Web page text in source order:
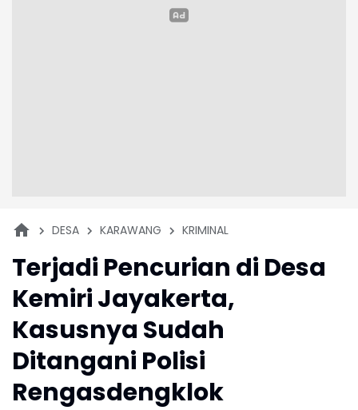
DESA KARAWANG KRIMINAL
Terjadi Pencurian di Desa
Kemiri Jayakerta,
Kasusnya Sudah
Ditangani Polisi
Rengasdengklok